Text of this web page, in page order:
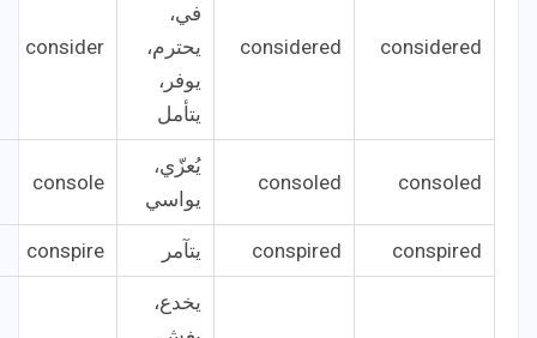
considered
considered
في،
يحترم،
يوفر،
يتأمل
consider
consoled
consoled
يُعزّي،
يواسي
console
conspired
conspired يتآمر conspire
يخدع،